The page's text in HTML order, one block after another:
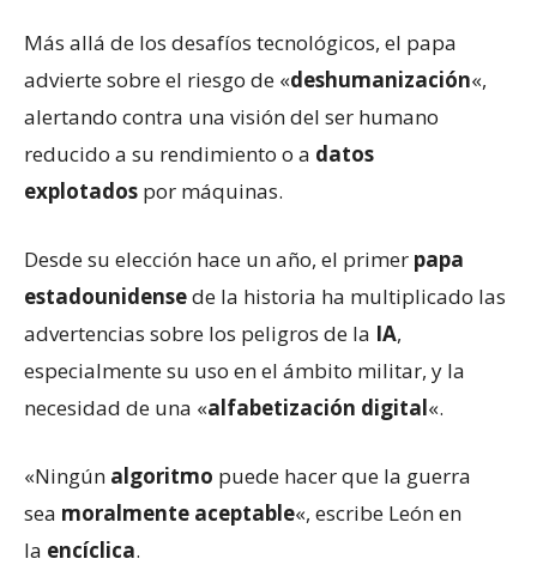
Más allá de los desafíos tecnológicos, el papa
advierte sobre el riesgo de «deshumanización«,
alertando contra una visión del ser humano
reducido a su rendimiento o a datos
explotados por máquinas.
Desde su elección hace un año, el primer papa
estadounidensede la historia ha multiplicado las
advertencias sobre los peligros de la IA,
especialmente su uso en el ámbito militar, y la
necesidad de una «alfabetización digital«.
«Ningún algoritmo puede hacer que la guerra
sea moralmente aceptable«, escribe León en
la encíclica.